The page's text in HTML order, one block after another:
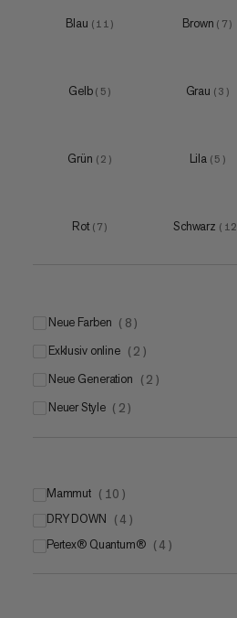
(11 )
Blau ( 11 ) Brown ( 7 )
Gelb ( 5 ) Grau ( 3 )
Grün ( 2 ) Lila ( 5 )
Rot ( 7 ) Schwarz ( 12
Neue Farben ( 8 )
Exklusiv online ( 2 )
Neue Generation ( 2 )
Neuer Style ( 2 )
Mammut ( 10 )
Mammut LOOPINSULATION
DRY DOWN ( 4 )
Pertex® Quantum® ( 4 )